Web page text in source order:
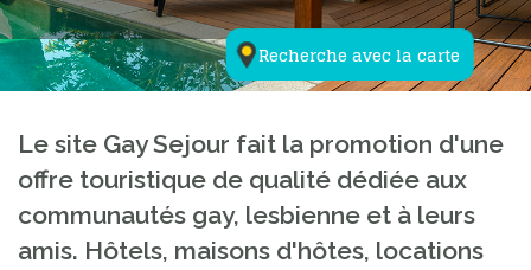
Recherche avec la carte
Le site Gay Sejour fait la promotion d'une
offre touristique de qualité dédiée aux
communautés gay, lesbienne et à leurs
amis. Hôtels, maisons d'hôtes, locations